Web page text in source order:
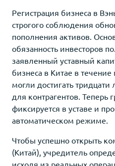
Регистрация бизнеса в
строгого соблюдения
пополнения активов.
обязанность инвесторов
заявленный уставный
бизнеса в Китае в
могли достигать тридцати
для контрагентов. Теперь
фиксируется в уставе и
автоматическом режиме.
Чтобы успешно открыть
(Китай), учредитель
исходя из реальных